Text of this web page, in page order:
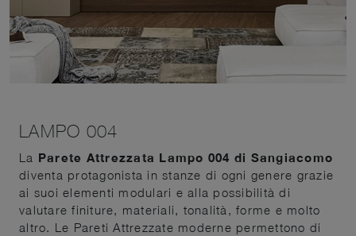
LAMPO 004
La Parete Attrezzata Lampo 004 di Sangiacomo
diventa protagonista in stanze di ogni genere grazie
ai suoi elementi modulari e alla possibilità di
valutare finiture, materiali, tonalità, forme e molto
altro. Le Pareti Attrezzate moderne permettono di